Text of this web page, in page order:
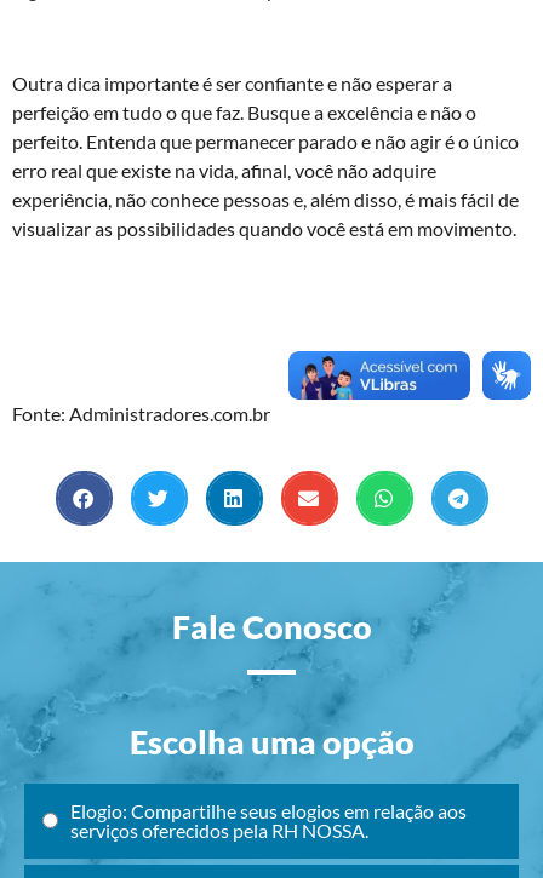
Outra dica importante é ser confiante e não esperar a
perfeição em tudo o que faz. Busque a excelência e não o
perfeito. Entenda que permanecer parado e não agir é o único
erro real que existe na vida, afinal, você não adquire
experiência, não conhece pessoas e, além disso, é mais fácil de
visualizar as possibilidades quando você está em movimento.
Fonte: Administradores.com.br
Fale Conosco
Escolha uma opção
Elogio: Compartilhe seus elogios em relação aos
serviços oferecidos pela RH NOSSA.